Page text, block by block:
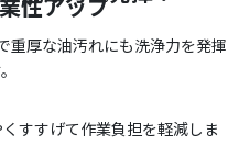
性アップ
重厚な油汚れにも洗浄力を発揮
すすげて作業負担を軽減しま